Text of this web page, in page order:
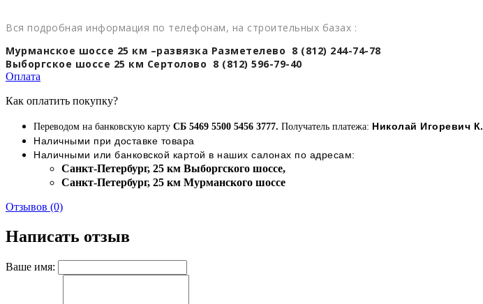
Вся подробная информация по телефонам, на строительных базах :
Мурманское шоссе 25 км –развязка Разметелево 8 (812) 244-74-78
Выборгское шоссе 25 км Сертолово 8 (812) 596-79-40
Оплата
Как оплатить покупку?
Переводом на банковскую карту СБ 5469 5500 5456 3777. Получатель платежа: Николай Игоревич К.
Наличными при доставке товара
Наличными или банковской картой в наших салонах по адресам:
Cанкт-Петербург, 25 км Выборгского шоссе,
Cанкт-Петербург, 25 км Мурманского шоссе
Отзывов (0)
Написать отзыв
Ваше имя: